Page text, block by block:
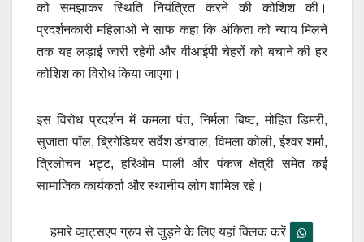
को समझाकर स्थिति नियंत्रित करने की कोशिश की।
प्रदर्शनकारी महिलाओं ने साफ कहा कि अंकिता को न्याय मिलने
तक यह लड़ाई जारी रहेगी और वीआईपी चेहरों को बचाने की हर
कोशिश का विरोध किया जाएगा।
इस विरोध प्रदर्शन में कमला पंत, निर्मला बिष्ट, मोहित डिमरी,
सुजाता पॉल, ब्रिगेडियर सर्वेश डंगवाल, विमला कोली, ईश्वर शर्मा,
त्रिलोचन भट्ट, हरिओम पाली और पंकज क्षेत्री समेत कई
सामाजिक कार्यकर्ता और स्थानीय लोग शामिल रहे।
हमारे व्हाट्सएप ग्रुप से जुड़ने के लिए यहां क्लिक करें